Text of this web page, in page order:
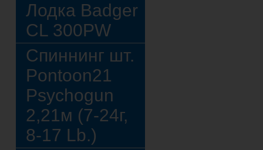
Лодка Badger
CL 300PW
Спиннинг шт.
Pontoon21
Psychogun
2,21м (7-24г,
8-17 Lb.)